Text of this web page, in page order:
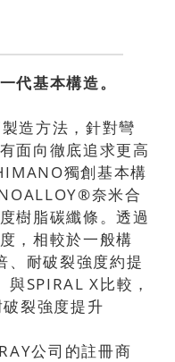
代基本構造。
造方法，針對彎
面向徹底追求更高
獨創基本構
奈米合
樹脂碳纖條。透過
，相較於一般構
、耐破裂強度約提
SPIRAL X比較，
裂強度提升
公司的註冊商